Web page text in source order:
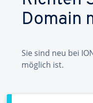
Domain
Sie sind neu bei
möglich ist.